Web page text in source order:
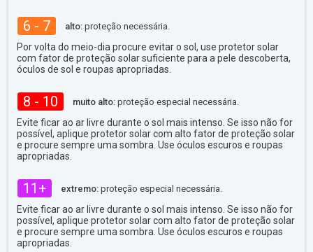
6 - 7 alto: proteção necessária.
Por volta do meio-dia procure evitar o sol, use protetor solar
com fator de proteção solar suficiente para a pele descoberta,
óculos de sol e roupas apropriadas.
8 - 10 muito alto: proteção especial necessária.
Evite ficar ao ar livre durante o sol mais intenso. Se isso não for
possível, aplique protetor solar com alto fator de proteção solar
e procure sempre uma sombra. Use óculos escuros e roupas
apropriadas.
11+ extremo: proteção especial necessária.
Evite ficar ao ar livre durante o sol mais intenso. Se isso não for
possível, aplique protetor solar com alto fator de proteção solar
e procure sempre uma sombra. Use óculos escuros e roupas
apropriadas.